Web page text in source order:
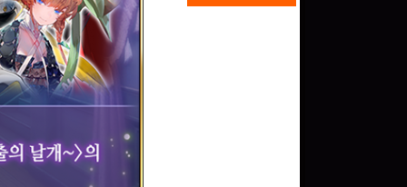
구글 플레이 기프트카드
15,000원 (추첨)
100